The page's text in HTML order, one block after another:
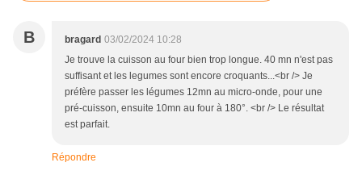
B bragard 03/02/2024 10:28
Je trouve la cuisson au four bien trop longue. 40 mn n'est pas
suffisant et les legumes sont encore croquants...<br /> Je
préfère passer les légumes 12mn au micro-onde, pour une
pré-cuisson, ensuite 10mn au four à 180°. <br /> Le résultat
est parfait.
Répondre